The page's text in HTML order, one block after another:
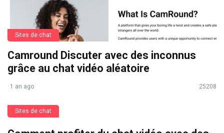
Sites de chat
Camround Discuter avec des inconnus
grâce au chat vidéo aléatoire
1 an ago 25208
Sites de chat